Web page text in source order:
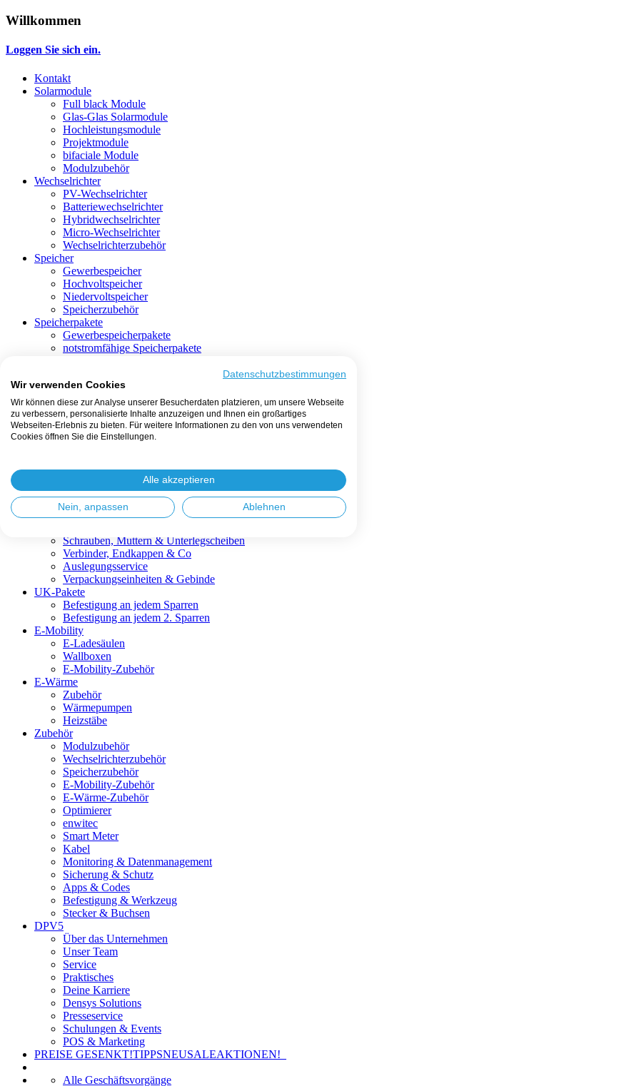
Willkommen
Loggen Sie sich ein.
Kontakt
Solarmodule
Full black Module
Glas-Glas Solarmodule
Hochleistungsmodule
Projektmodule
bifaciale Module
Modulzubehör
Wechselrichter
PV-Wechselrichter
Batteriewechselrichter
Hybridwechselrichter
Micro-Wechselrichter
Wechselrichterzubehör
Speicher
Gewerbespeicher
Hochvoltspeicher
Niedervoltspeicher
Speicherzubehör
Speicherpakete
Gewerbespeicherpakete
notstromfähige Speicherpakete
mit Hochvoltspeicher
HEMS-fähige Speicherpakete
mit Niedervoltspeicher
Unterkonstruktion
Aufständerung
Fassadenlösungen
Kabelmanagement
Metalldachplatten
Modulklemmen
Schrauben, Muttern & Unterlegscheiben
Verbinder, Endkappen & Co
Auslegungsservice
Verpackungseinheiten & Gebinde
UK-Pakete
Befestigung an jedem Sparren
Befestigung an jedem 2. Sparren
E-Mobility
E-Ladesäulen
Wallboxen
E-Mobility-Zubehör
E-Wärme
Zubehör
Wärmepumpen
Heizstäbe
Zubehör
Modulzubehör
Wechselrichterzubehör
Speicherzubehör
E-Mobility-Zubehör
E-Wärme-Zubehör
Optimierer
enwitec
Smart Meter
Kabel
Monitoring & Datenmanagement
Sicherung & Schutz
Apps & Codes
Befestigung & Werkzeug
Stecker & Buchsen
DPV5
Über das Unternehmen
Unser Team
Service
Praktisches
Deine Karriere
Densys Solutions
Presseservice
Schulungen & Events
POS & Marketing
PREISE GESENKT!TIPPSNEUSALEAKTIONEN!
Alle Geschäftsvorgänge
Datenschutzbestimmungen
Wir verwenden Cookies
Wir können diese zur Analyse unserer Besucherdaten platzieren, um unsere Webseite
zu verbessern, personalisierte Inhalte anzuzeigen und Ihnen ein großartiges
Webseiten-Erlebnis zu bieten. Für weitere Informationen zu den von uns verwendeten
Cookies öffnen Sie die Einstellungen.
Alle akzeptieren
Nein, anpassen Ablehnen